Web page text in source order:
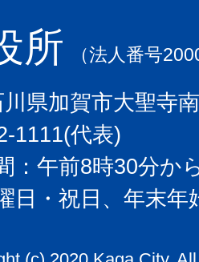
所 （法人番号
県加賀市大聖寺
1111(代表)
：午前8時30分か
日・祝日、年末